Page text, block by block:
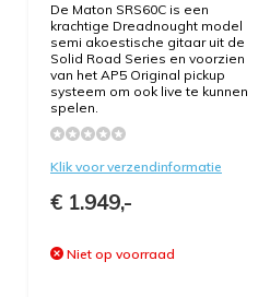
De Maton SRS60C is een
krachtige Dreadnought model
semi akoestische gitaar uit de
Solid Road Series en voorzien
van het AP5 Original pickup
systeem om ook live te kunnen
spelen.
Klik voor verzendinformatie
€ 1.949,-
Niet op voorraad